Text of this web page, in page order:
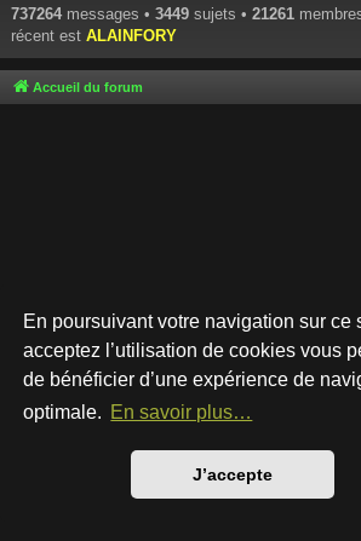
En poursuivant votre navigation sur ce
acceptez l’utilisation de cookies vous
de bénéficier d’une expérience de
optimale. En savoir plus…
J’accepte
737264 messages • 3449 sujets • 21261
récent est ALAINFORY
Accueil du forum
Développé parphpBB® Forum Software ©
Style par
Traduction française officielle